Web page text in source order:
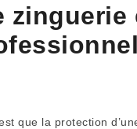
zinguerie
que la protection